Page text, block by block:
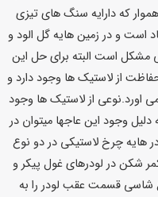
که دارایه سنگ های تیزی
است و در زمین هایه گل الود و
مشکل است البته برای حل این
از لاستیک ها وجود دارد و
اورد.نوعی از لاستیک ها وجود
دلیل وجود این عاجها میتوان در
هایه چرخ لاستیکی در دو نوع
شکن در لودرهای غول پیکر و
شاسی قسمت عقب لودر را به